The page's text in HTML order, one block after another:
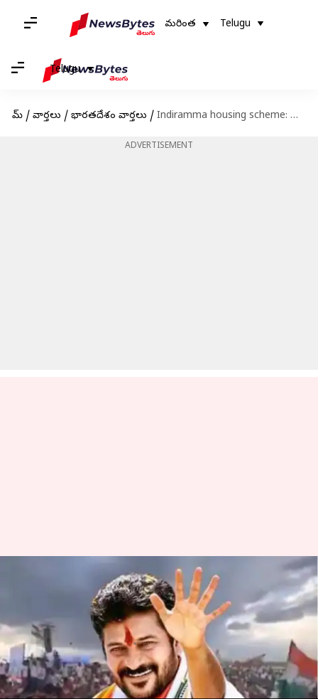
మరింత Telugu
Telugu
హోమ్ / వార్తలు / భారతదేశం వార్తలు / Indiramma housing scheme: మార్చి 11న ఇందిరమ్మ ఇళ్ల పథకాన్ని ప్రారంభించనున్న సీఎం రేవంత్
ADVERTISEMENT
Indiramma housing scheme:
మార్చి 11న ఇందిరమ్మ ఇళ్ల పథకాన్ని
ప్రారంభించనున్న సీఎం రేవంత్
వ్రాసిన వారు Stalin Mar 03, 2024 12:56 pm
ఈ వార్తాకథనం ఏంటి